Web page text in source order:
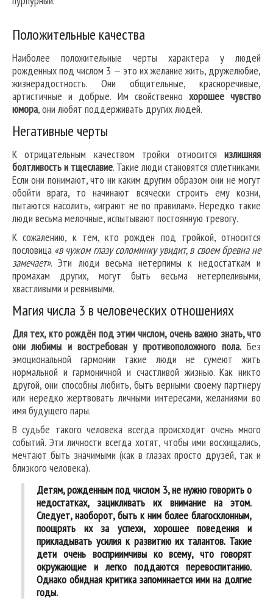
Положительные качества
Наиболее положительные черты характера у людей
рожденных под числом 3 — это их желание жить, дружелюбие,
жизнерадостность. Они общительные, красноречивые,
артистичные и добрые. Им свойственно хорошее чувство
юмора, они любят поддерживать других людей.
Негативные черты
К отрицательным качеством тройки относится излишняя
болтливость и тщеславие. Такие люди становятся сплетниками.
Если они понимают, что ни каким другим образом они не могут
обойти врага, то начинают всячески строить ему козни,
пытаются насолить, «играют не по правилам». Нередко такие
люди весьма мелочные, испытывают постоянную тревогу.
К сожалению, к тем, кто рожден под тройкой, относится
пословица «в чужом глазу соломинку увидит, в своем бревна не
замечает». Эти люди весьма нетерпимы к недостаткам и
промахам других, могут быть весьма нетерпеливыми,
хвастливыми и ревнивыми.
Магия числа 3 в человеческих отношениях
Для тех, кто рождён под этим числом, очень важно знать, что
они любимы и востребован у противоположного пола.Без
эмоциональной гармонии такие люди не сумеют жить
нормальной и гармоничной и счастливой жизнью. Как никто
другой, они способны любить, быть верными своему партнеру
или нередко жертвовать личными интересами, желаниями во
имя будущего пары.
В судьбе такого человека всегда происходит очень много
событий. Эти личности всегда хотят, чтобы ими восхищались,
мечтают быть значимыми (как в глазах просто друзей, так и
близкого человека).
Детям, рожденным под числом 3, не нужно говорить о
недостатках, зацикливать их внимание на этом.
Следует, наоборот, быть к ним более благосклонным,
поощрять их за успехи, хорошее поведения и
прикладывать усилия к развитию их талантов. Такие
дети очень восприимчивы ко всему, что говорят
окружающие и легко поддаются перевоспитанию.
Однако обидная критика запоминается ими на долгие
годы.